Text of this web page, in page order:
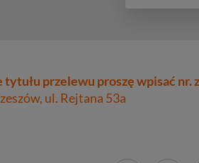
tytułu przelewu proszę wpisać nr.
ul. Rejtana 53a